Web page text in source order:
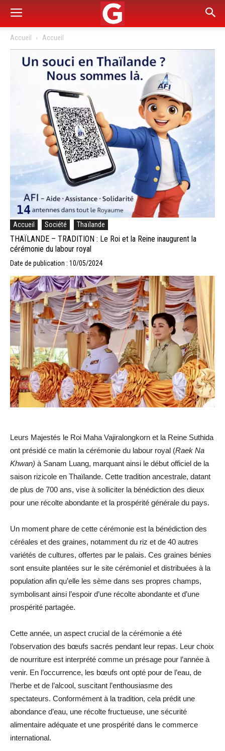
Accueil Accueil
Accueil Société Thaïlande
THAÏLANDE – TRADITION : Le Roi et la Reine inaugurent la
cérémonie du labour royal
Date de publication : 10/05/2024
Leurs Majestés le Roi Maha Vajiralongkorn et la Reine Suthida
ont présidé ce matin la cérémonie du labour royal (Raek Na
Khwan) à Sanam Luang, marquant ainsi le début officiel de la
saison rizicole en Thaïlande. Cette tradition ancestrale, datant
de plus de 700 ans, vise à solliciter la bénédiction des dieux
pour une récolte abondante et la prospérité générale du pays.
Un moment phare de cette cérémonie est la bénédiction des
céréales et des graines, notamment du riz et de 40 autres
variétés de cultures, offertes par le palais. Ces graines bénies
sont ensuite plantées sur le site cérémoniel et distribuées à la
population afin qu’elle les sème dans ses propres champs,
symbolisant ainsi l’espoir d’une récolte abondante et d’une
prospérité partagée.
Cette année, un aspect crucial de la cérémonie a été
l’observation des bœufs sacrés pendant leur repas. Leur choix
de nourriture est interprété comme un présage pour l’année à
venir. En l’occurrence, les bœufs ont opté pour de l’eau, de
l’herbe et de l’alcool, suscitant l’enthousiasme des
spectateurs. Conformément à la tradition, cela prédit une
abondance d’eau, une récolte fructueuse, une sécurité
alimentaire adéquate et une prospérité dans le commerce
international.